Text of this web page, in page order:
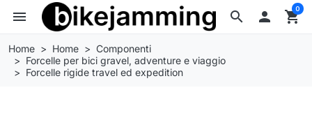
search
menu  shopping_cart
0
Home Home
Componenti
Forcelle per bici gravel, adventure e viaggio
Forcelle rigide travel ed expedition